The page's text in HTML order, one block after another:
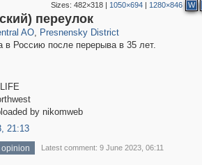
Sizes: 482×318| 1050×694| 1280×846 W
переулок
AO
5,916
, Presnensky District
13,345 396
в Россию после перерыва в 35 лет.
by nikomweb
21:13
Latest comment: 9 June 2023, 06:11